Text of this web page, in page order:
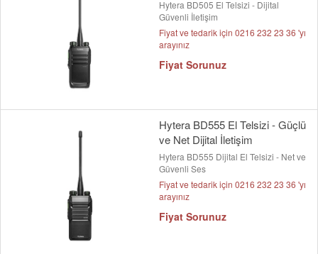
Hytera BD505 El Telsizi - Dijital
Güvenli İletişim
Fiyat ve tedarik için 0216 232 23 36 'yı
arayınız
Fiyat Sorunuz
Hytera BD555 El Telsizi - Güçlü
ve Net Dijital İletişim
Hytera BD555 Dijital El Telsizi - Net ve
Güvenli Ses
Fiyat ve tedarik için 0216 232 23 36 'yı
arayınız
Fiyat Sorunuz